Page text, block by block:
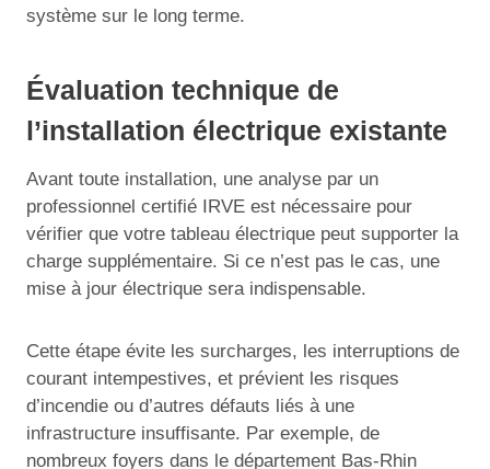
système sur le long terme.
Évaluation technique de
l’installation électrique existante
Avant toute installation, une analyse par un
professionnel certifié IRVE est nécessaire pour
vérifier que votre tableau électrique peut supporter la
charge supplémentaire. Si ce n’est pas le cas, une
mise à jour électrique sera indispensable.
Cette étape évite les surcharges, les interruptions de
courant intempestives, et prévient les risques
d’incendie ou d’autres défauts liés à une
infrastructure insuffisante. Par exemple, de
nombreux foyers dans le département Bas-Rhin